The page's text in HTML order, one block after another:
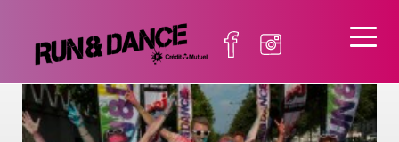
devenirbenevole